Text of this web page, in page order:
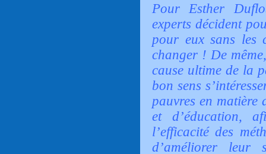
Pour Esther
experts décident
pour eux sans les
changer ! De
cause ultime de la
bon sens
pauvres en matière
et d’éducation,
l’efficacité des
d’améliorer leur